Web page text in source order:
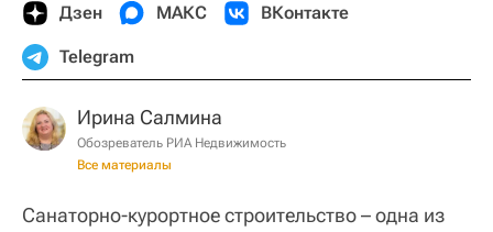
Дзен МАКС ВКонтакте
Telegram
Ирина Салмина
Обозреватель РИА Недвижимость
Все материалы
Санаторно-курортное строительство – одна из